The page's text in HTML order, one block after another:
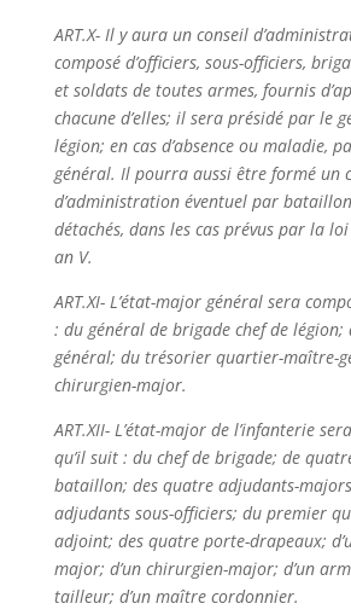
ART.X- Il y aura un conseil
composé d’officiers, sous-officiers,
et soldats de toutes armes, fournis
chacune d’elles; il sera présidé par le
légion; en cas d’absence ou maladie,
général. Il pourra aussi être formé un
d’administration éventuel par
détachés, dans les cas prévus par la
an V.
ART.XI- L’état-major général sera
: du général de brigade chef de légion;
général; du trésorier quartier-maître-
chirurgien-major.
ART.XII- L’état-major de l’infanterie
qu’il suit : du chef de brigade; de
bataillon; des quatre adjudants-
adjudants sous-officiers; du premier
adjoint; des quatre porte-drapeaux;
major; d’un chirurgien-major; d’un
tailleur; d’un maître cordonnier.